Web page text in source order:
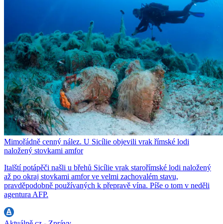
Mimořádně cenný nález. U Sicílie objevili vrak římské lodi
naložený stovkami amfor
Italští potápěči našli u břehů Sicílie vrak starořímské lodi naložený
až po okraj stovkami amfor ve velmi zachovalém stavu,
pravděpodobně používaných k přepravě vína. Píše o tom v neděli
agentura AFP.